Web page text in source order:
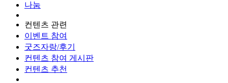
나눔
컨텐츠 관련
이벤트 참여
굿즈자랑/후기
컨텐츠 참여 게시판
컨텐츠 추천